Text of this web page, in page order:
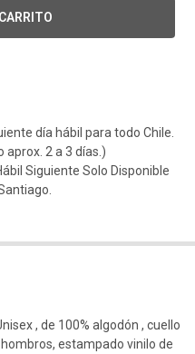
día hábil para todo Chile.
aprox. 2 a 3 días.)
Siguiente Solo Disponible
, de 100% algodón , cuello
estampado vinilo de